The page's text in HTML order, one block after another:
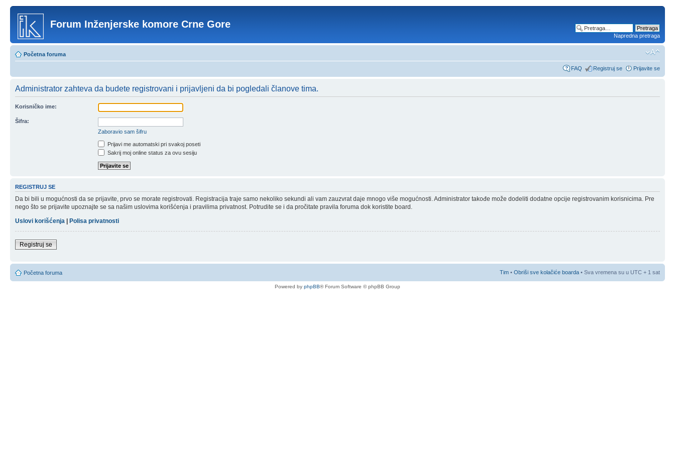
Forum Inženjerske komore Crne Gore
Napredna pretraga
Početna foruma
FAQ Registruj se Prijavite se
Administrator zahteva da budete registrovani i prijavljeni da bi pogledali članove tima.
Korisničko ime:
Šifra:
Zaboravio sam šifru
Prijavi me automatski pri svakoj poseti
Sakrij moj online status za ovu sesiju
REGISTRUJ SE
Da bi bili u mogućnosti da se prijavite, prvo se morate registrovati. Registracija traje samo nekoliko sekundi ali vam zauzvrat daje mnogo više mogućnosti. Administrator takođe može dodeliti dodatne opcije registrovanim korisnicima. Pre
nego što se prijavite upoznajte se sa našim uslovima korišćenja i pravilima privatnost. Potrudite se i da pročitate pravila foruma dok koristite board.
Uslovi korišćenja | Polisa privatnosti
Registruj se
Početna foruma Tim • Obriši sve kolačiće boarda • Sva vremena su u UTC + 1 sat
Powered by phpBB® Forum Software © phpBB Group